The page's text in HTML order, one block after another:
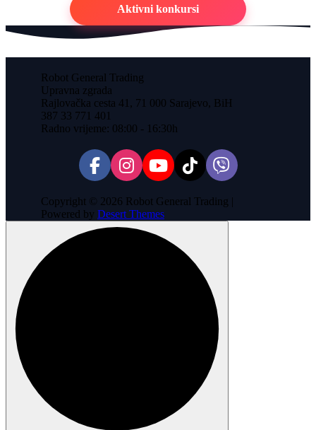
Aktivni konkursi
Robot General Trading
Upravna zgrada
Rajlovačka cesta 41, 71 000 Sarajevo, BiH
387 33 771 401
Radno vrijeme: 08:00 - 16:30h
Copyright © 2026 Robot General Trading |
Powered by Desert Themes